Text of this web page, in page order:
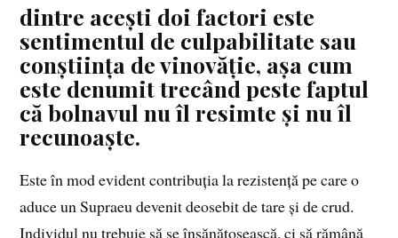
dintre acești doi factori este
sentimentul de culpabilitate sau
conștiința de vinovăție, așa cum
este denumit trecând peste faptul
că bolnavul nu îl resimte și nu îl
recunoaște.
Este în mod evident contribuția la rezistență pe care o
aduce un Supraeu devenit deosebit de tare și de crud.
Individul nu trebuie să se însănătoșească, ci să rămână